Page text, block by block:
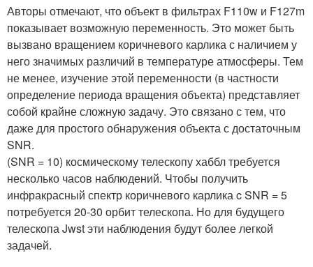
Авторы отмечают, что объект в фильтрах F110w и F127m
показывает возможную переменность. Это может быть
вызвано вращением коричневого карлика с наличием у
него значимых различий в температуре атмосферы. Тем
не менее, изучение этой переменности (в частности
определение периода вращения объекта) представляет
собой крайне сложную задачу. Это связано с тем, что
даже для простого обнаружения объекта с достаточным
SNR.
(SNR = 10) космическому телескопу хаббл требуется
несколько часов наблюдений. Чтобы получить
инфракрасный спектр коричневого карлика c SNR = 5
потребуется 20-30 орбит телескопа. Но для будущего
телескопа Jwst эти наблюдения будут более легкой
задачей.